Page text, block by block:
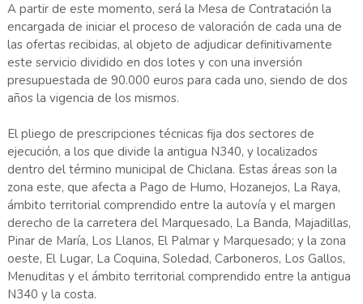
A partir de este momento, será la Mesa de Contratación la
encargada de iniciar el proceso de valoración de cada una de
las ofertas recibidas, al objeto de adjudicar definitivamente
este servicio dividido en dos lotes y con una inversión
presupuestada de 90.000 euros para cada uno, siendo de dos
años la vigencia de los mismos.
El pliego de prescripciones técnicas fija dos sectores de
ejecución, a los que divide la antigua N340, y localizados
dentro del término municipal de Chiclana. Estas áreas son la
zona este, que afecta a Pago de Humo, Hozanejos, La Raya,
ámbito territorial comprendido entre la autovía y el margen
derecho de la carretera del Marquesado, La Banda, Majadillas,
Pinar de María, Los Llanos, El Palmar y Marquesado; y la zona
oeste, El Lugar, La Coquina, Soledad, Carboneros, Los Gallos,
Menuditas y el ámbito territorial comprendido entre la antigua
N340 y la costa.